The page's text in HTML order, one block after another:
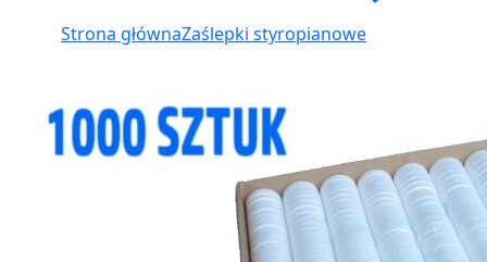
Strona głównaZaślepki styropianowe